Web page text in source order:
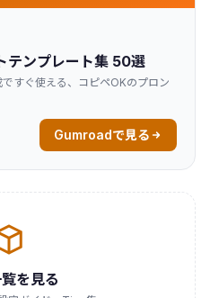
テンプレート集 50選
すぐ使える、コピペOKのプロン
Gumroadで見る
を見る